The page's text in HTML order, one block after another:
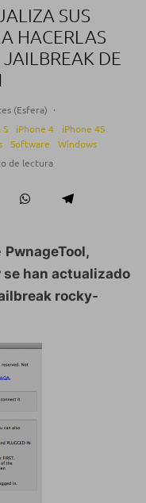
SUS
HACERLAS
DE
(Esfera) ·
S iPhone 4
iPhone 4S
Software
Windows
de lectura
PwnageTool,
han actualizado
rocky-